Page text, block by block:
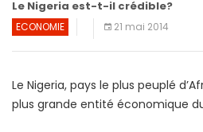
Le Nigeria est-t-il crédible?
ECONOMIE 21 mai 2014
Le Nigeria, pays le plus peuplé
plus grande entité économique